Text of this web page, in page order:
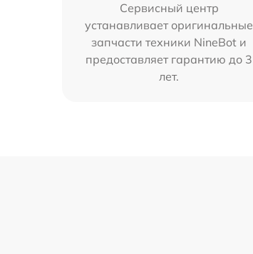
Сервисный центр
устанавливает оригинальные
запчасти техники NineBot и
предоставляет гарантию до 3
лет.